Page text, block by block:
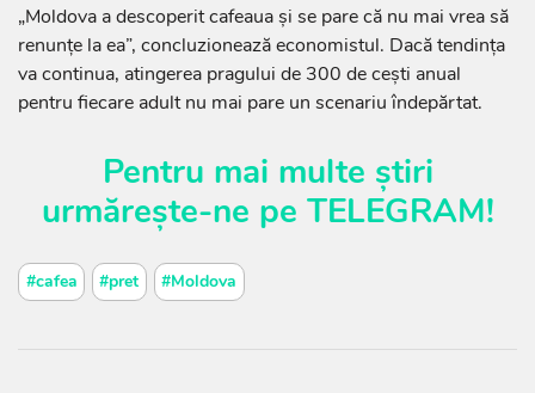
„Moldova a descoperit cafeaua și se pare că nu mai vrea să
renunțe la ea”, concluzionează economistul. Dacă tendința
va continua, atingerea pragului de 300 de cești anual
pentru fiecare adult nu mai pare un scenariu îndepărtat.
Pentru mai multe știri
urmărește-ne pe TELEGRAM!
#cafea #pret #Moldova